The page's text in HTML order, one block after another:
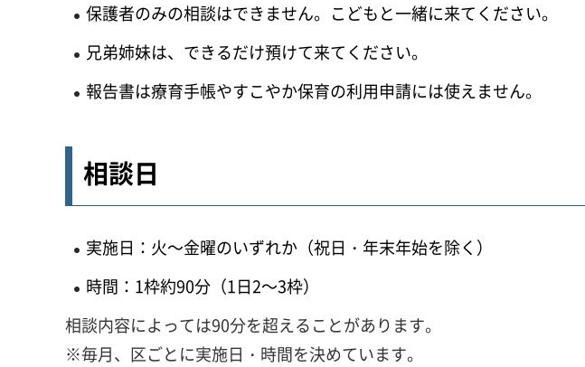
保護者のみの相談はできません。こどもと一緒に来てください。
兄弟姉妹は、できるだけ預けて来てください。
報告書は療育手帳やすこやか保育の利用申請には使えません。
相談日
実施日：火～金曜のいずれか（祝日・年末年始を除く）
時間：1枠約90分（1日2～3枠）
相談内容によっては90分を超えることがあります。
※毎月、区ごとに実施日・時間を決めています。